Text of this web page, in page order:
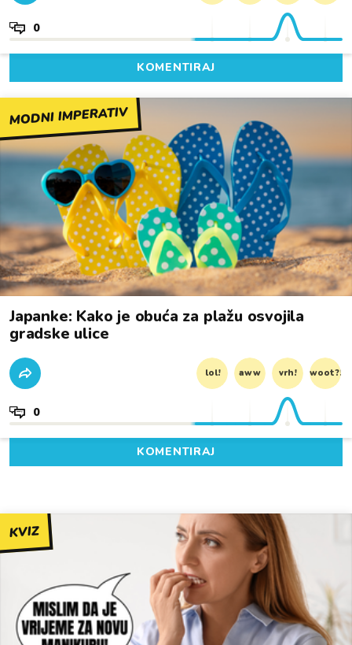
0
KOMENTIRAJ
MODNI IMPERATIV
Japanke: Kako je obuća za plažu osvojila
gradske ulice
lol! aww vrh! woot?!
0
KOMENTIRAJ
KVIZ